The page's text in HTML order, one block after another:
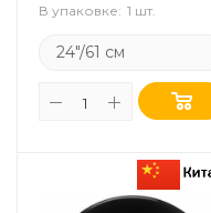
В упаковке: 1 шт.
24"/61 см